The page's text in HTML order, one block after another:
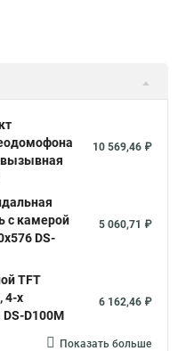
вызывная
10 569,46 ₽
с камерой
DS-
5 060,71 ₽
TFT
4-х
D100M
6 162,46 ₽
Показать больше